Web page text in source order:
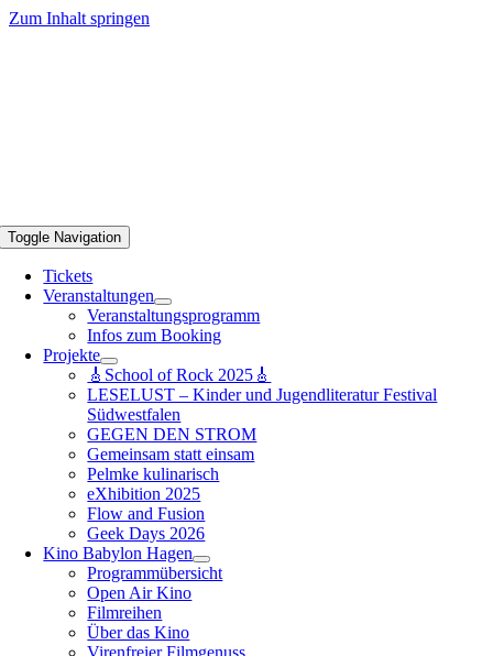
Zum Inhalt springen
Toggle Navigation
Tickets
Veranstaltungen
Veranstaltungsprogramm
Infos zum Booking
Projekte
🎸School of Rock 2025🎸
LESELUST – Kinder und Jugendliteratur Festival
Südwestfalen
GEGEN DEN STROM
Gemeinsam statt einsam
Pelmke kulinarisch
eXhibition 2025
Flow and Fusion
Geek Days 2026
Kino Babylon Hagen
Programmübersicht
Open Air Kino
Filmreihen
Über das Kino
Virenfreier Filmgenuss